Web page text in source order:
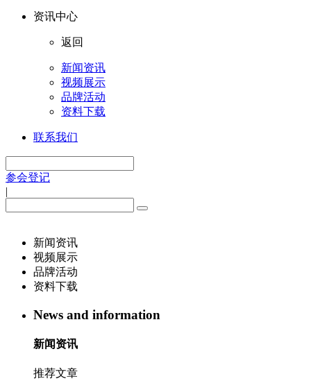
资讯中心
返回
新闻资讯
视频展示
品牌活动
资料下载
联系我们
参会登记
|
新闻资讯
视频展示
品牌活动
资料下载
News and information
新闻资讯
推荐文章